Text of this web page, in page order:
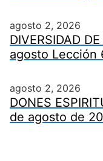
agosto 2, 2026
DIVERSIDAD
agosto Lección
agosto 2, 2026
DONES
de agosto de